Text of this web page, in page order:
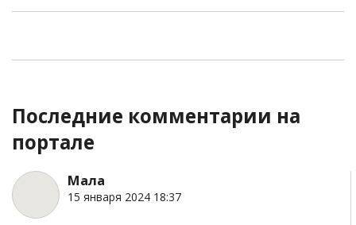
Последние комментарии на
портале
Мала
15 января 2024 18:37